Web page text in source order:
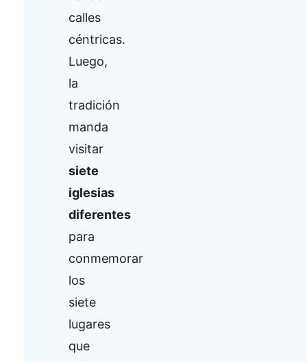
calles
céntricas.
Luego,
la
tradición
manda
visitar
siete
iglesias
diferentes
para
conmemorar
los
siete
lugares
que